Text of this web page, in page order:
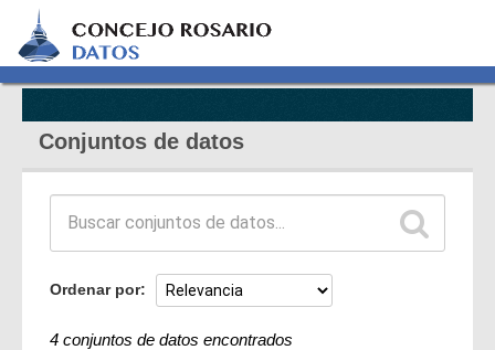
Conjuntos de datos
Ordenar por
4 conjuntos de datos encontrados